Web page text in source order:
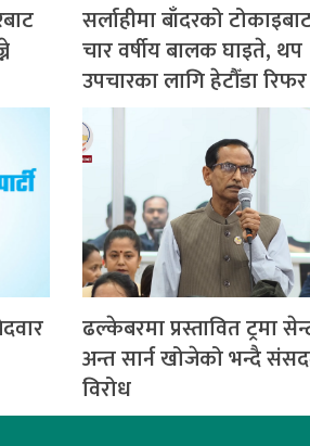
सर्लाहीमा बाँदरको
चार वर्षीय बालक घाइते, थप
उपचारका लागि हेटौँडा रिफर
ढल्केबरमा प्रस्तावित ट्रमा
अन्त सार्न खोजेको भन्दै
विरोध